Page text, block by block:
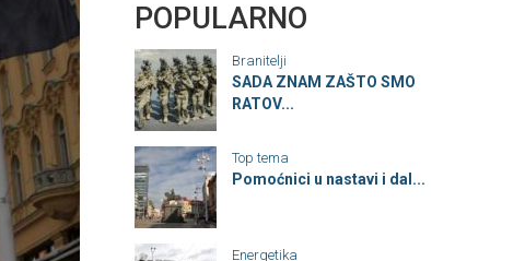
POPULARNO
Branitelji
SADA ZNAM ZAŠTO SMO
RATOV...
Top tema
Pomoćnici u nastavi i dal...
Energetika